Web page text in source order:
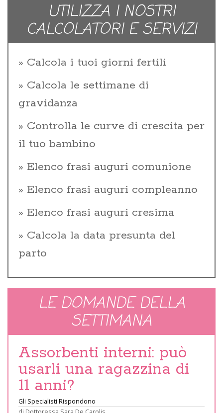
UTILIZZA I NOSTRI
CALCOLATORI E SERVIZI
Calcola i tuoi giorni fertili
Calcola le settimane di
gravidanza
Controlla le curve di crescita per
il tuo bambino
Elenco frasi auguri comunione
Elenco frasi auguri compleanno
Elenco frasi auguri cresima
Calcola la data presunta del
parto
LE DOMANDE DELLA
SETTIMANA
Assorbenti interni: può
usarli una ragazzina di
11 anni?
Gli Specialisti Rispondono